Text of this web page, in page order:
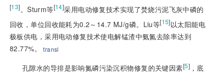
[13]。Sturm等[14]采用电动修复技术实现了焚烧污泥飞灰中磷的
回收，单位回收能耗为0.2～14.7 MJ/g磷。Liu等[15]以太阳能电
极板供电，采用电动修复技术使电解锰渣中氨氮去除率达到
82.77%。
transl
孔隙水的导排是影响氮磷污染沉积物修复的关键因素[5]，底